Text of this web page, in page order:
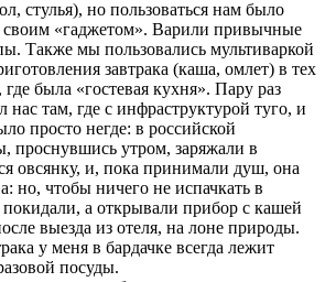
стулья), но пользоваться нам было
«гаджетом». Варили привычные
Также мы пользовались мультиваркой
завтрака (каша, омлет) в тех
была «гостевая кухня». Пару раз
нас там, где с инфраструктурой туго, и
просто негде: в российской
утром, заряжали в
овсянку, и, пока принимали душ, она
но, чтобы ничего не испачкать в
а открывали прибор с кашей
выезда из отеля, на лоне природы.
у меня в бардачке всегда лежит
посуды.